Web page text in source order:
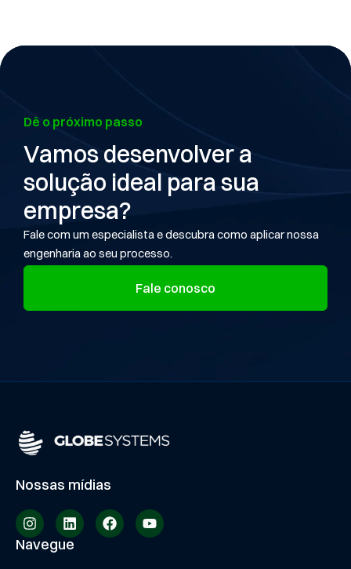
Dê o próximo passo
Vamos desenvolver a
solução ideal para sua
empresa?
Fale com um especialista e descubra como aplicar nossa
engenharia ao seu processo.
Fale conosco
Nossas mídias
Navegue